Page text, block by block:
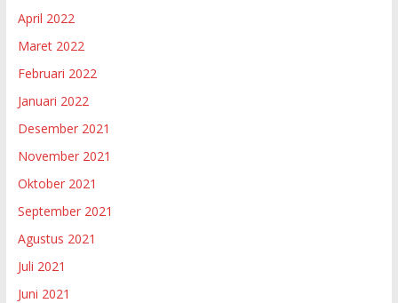
April 2022
Maret 2022
Februari 2022
Januari 2022
Desember 2021
November 2021
Oktober 2021
September 2021
Agustus 2021
Juli 2021
Juni 2021